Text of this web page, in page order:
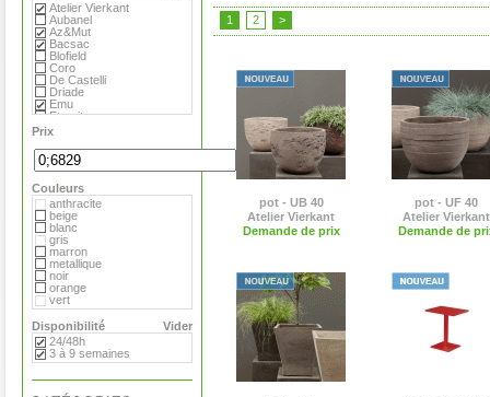
Atelier Vierkant
Aubanel
Az&Mut
Bacsac
Blofield
Coro
De Castelli
Driade
Emu
Eternit
Eva Solo
Extremis
Fermob
Flora
Gandia Blasco
Magis
Paola Lenti
Roger Pradier
Royal VKB
Serralunga
Sywawa
Tribu
Versus
Virages
Prix
Couleurs
anthracite
beige
blanc
gris
marron
metallique
noir
orange
vert
Vider
Disponibilité
24/48h
3 à 9 semaines
1 2 >
pot - UB 40
Atelier Vierkant
Demande de prix
pot - UF 40
Atelier Vierkant
Demande de